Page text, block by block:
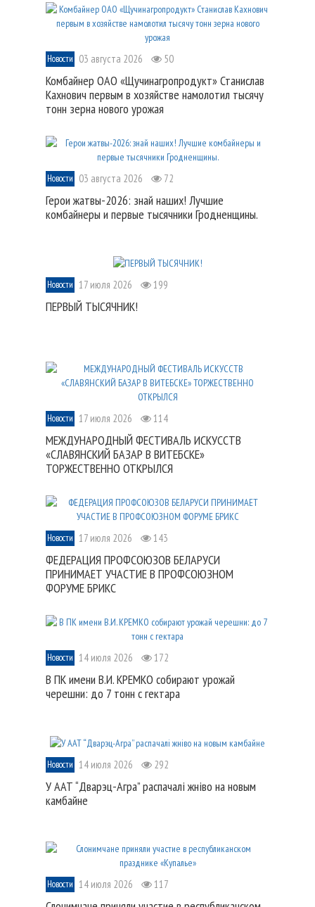
Новости 03 августа 2026 50
Комбайнер ОАО «Щучинагропродукт» Станислав
Кахнович первым в хозяйстве намолотил тысячу
тонн зерна нового урожая
Новости 03 августа 2026 72
Герои жатвы-2026: знай наших! Лучшие
комбайнеры и первые тысячники Гродненщины.
Новости 17 июля 2026 199
ПЕРВЫЙ ТЫСЯЧНИК!
Новости 17 июля 2026 114
МЕЖДУНАРОДНЫЙ ФЕСТИВАЛЬ ИСКУССТВ
«СЛАВЯНСКИЙ БАЗАР В ВИТЕБСКЕ»
ТОРЖЕСТВЕННО ОТКРЫЛСЯ
Новости 17 июля 2026 143
ФЕДЕРАЦИЯ ПРОФСОЮЗОВ БЕЛАРУСИ
ПРИНИМАЕТ УЧАСТИЕ В ПРОФСОЮЗНОМ
ФОРУМЕ БРИКС
Новости 14 июля 2026 172
В ПК имени В.И. КРЕМКО собирают урожай
черешни: до 7 тонн с гектара
Новости 14 июля 2026 292
У ААТ “Дварэц-Агра” распачалі жніво на новым
камбайне
Новости 14 июля 2026 117